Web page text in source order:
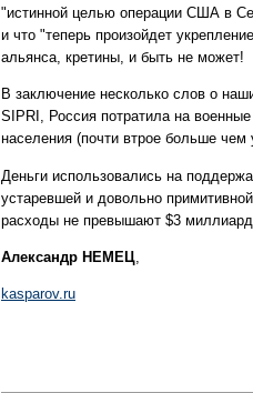
"истинной целью операции США в
и что "теперь произойдет
альянса, кретины, и быть не может!
В заключение несколько слов о
SIPRI, Россия потратила на
населения (почти втрое больше чем
Деньги использовались на
устаревшей и довольно
расходы не превышают $3
Александр НЕМЕЦ
kasparov.ru